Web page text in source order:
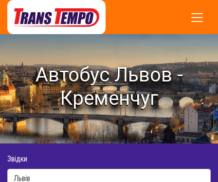
Автобус Львов -
Кременчуг
Звідки